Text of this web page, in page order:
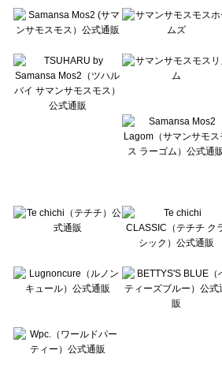
Te chichi（テチチ）のバッグ・ポーチ一覧
Te chichi CLASSIC（テチチ クラシック）のバッグ・
Lugnoncure（ルノンキュール）のバッグ・ポーチ一覧
BETTY'S BLUE（べティーズブルー）のバッグ・ポー
Wpc.（ワールドパーティー）のバッグ・ポーチ一覧